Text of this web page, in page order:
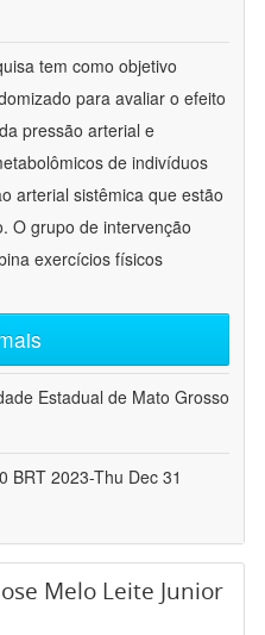
tem como objetivo
para avaliar o efeito
pressão arterial e
de indivíduos
arterial sistêmica que estão
O grupo de intervenção
exercícios físicos
Estadual de Mato Grosso
BRT 2023-Thu Dec 31
Melo Leite Junior